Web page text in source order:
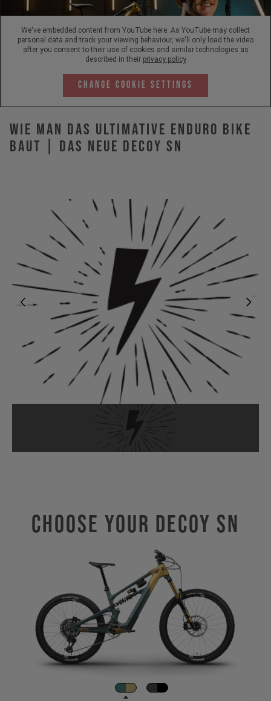
We've embedded content from YouTube here. As YouTube may collect
personal data and track your viewing behaviour, we'll only load the video
after you consent to their use of cookies and similar technologies as
described in their privacy policy
Change Cookie Settings
Wie man das ultimative Enduro Bike
baut | Das neue DECOY SN
Choose Your DECOY SN